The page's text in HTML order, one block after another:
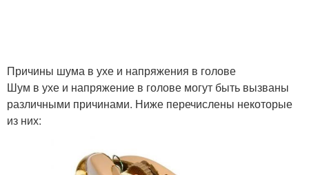
Причины шума в ухе и напряжения в голове
Шум в ухе и напряжение в голове могут быть вызваны
различными причинами. Ниже перечислены некоторые
из них: